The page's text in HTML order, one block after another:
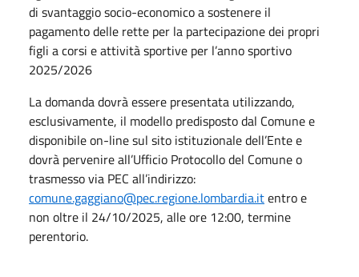
di svantaggio socio-economico a sostenere il
pagamento delle rette per la partecipazione dei propri
figli a corsi e attività sportive per l’anno sportivo
2025/2026
La domanda dovrà essere presentata utilizzando,
esclusivamente, il modello predisposto dal Comune e
disponibile on-line sul sito istituzionale dell’Ente e
dovrà pervenire all’Ufficio Protocollo del Comune o
trasmesso via PEC all’indirizzo:
comune.gaggiano@pec.regione.lombardia.itentro e
non oltre il 24/10/2025, alle ore 12:00, termine
perentorio.